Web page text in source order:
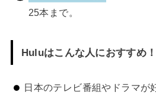
25本まで。
Huluはこんな人におすすめ！
日本のテレビ番組やドラマが